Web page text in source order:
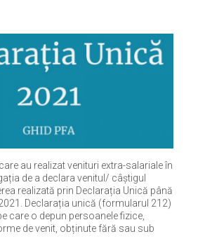
au realizat venituri extra-salariale în
de a declara venitul/ câștigul
realizată prin Declarația Unică până
Declarația unică (formularul 212)
care o depun persoanele fizice,
de venit, obținute fără sau sub